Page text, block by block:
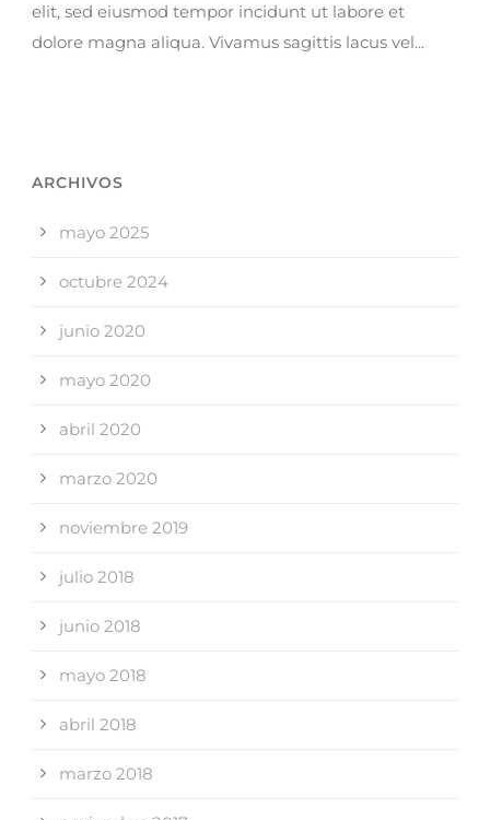
elit, sed eiusmod tempor incidunt ut labore et
dolore magna aliqua. Vivamus sagittis lacus vel...
ARCHIVOS
mayo 2025
octubre 2024
junio 2020
mayo 2020
abril 2020
marzo 2020
noviembre 2019
julio 2018
junio 2018
mayo 2018
abril 2018
marzo 2018